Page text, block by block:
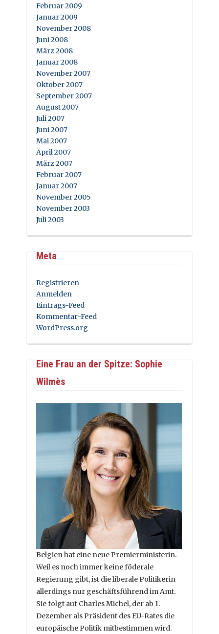
Februar 2009
Januar 2009
November 2008
Juni 2008
März 2008
Januar 2008
November 2007
Oktober 2007
September 2007
August 2007
Juli 2007
Juni 2007
Mai 2007
April 2007
März 2007
Februar 2007
Januar 2007
November 2005
November 2003
Juli 2003
Meta
Registrieren
Anmelden
Eintrags-Feed
Kommentar-Feed
WordPress.org
Eine Frau an der Spitze: Sophie
Wilmès
Belgien hat eine neue Premierministerin.
Weil es noch immer keine föderale
Regierung gibt, ist die liberale Politikerin
allerdings nur geschäftsführend im Amt.
Sie folgt auf Charles Michel, der ab 1.
Dezember als Präsident des EU-Rates die
europäische Politik mitbestimmen wird.